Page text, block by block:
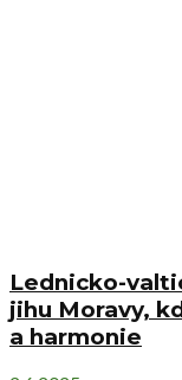
Lednicko-
jihu Moravy,
a harmonie